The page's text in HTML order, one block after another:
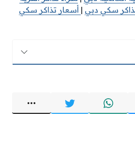
سكي دبي | أسعار تذاكر سكي